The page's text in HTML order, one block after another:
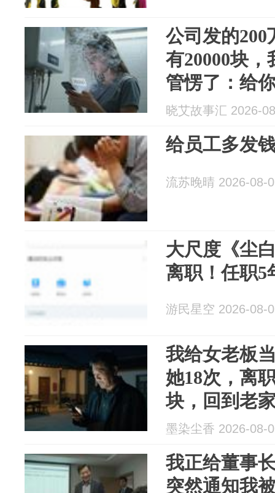
公司发的200
有20000块
管愣了：给
看着他，笑
晓艾故事汇 2026-
给员工多发
流苏晚晴 2026-08-
大尺度《尘
离职！任职5
游民星空 2026-08-
我给女老板
她18次，离
块，回到老
信：你卡里
墨染尘香 2026-08-
我正给董事
突然通知我